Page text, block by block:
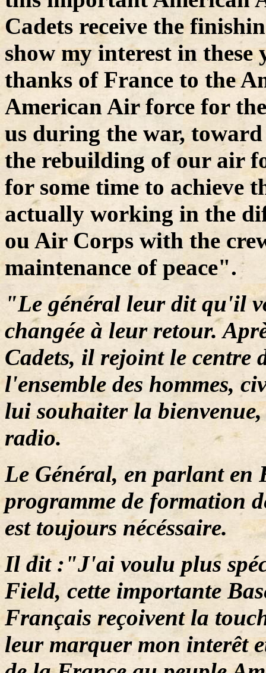
Cadets receive the
show my interest in
thanks of France to the
American Air force for
us during the war,
the rebuilding of our air
for some time to achieve
actually working in the
ou Air Corps with the
maintenance of peace".
"Le général leur dit qu'il
changée à leur retour.
Cadets, il rejoint le centre
l'ensemble des hommes,
lui souhaiter la
radio.
Le Général, en parlant en
programme de formation
est toujours nécéssaire.
Il dit :"J'ai voulu plus
Field, cette importante
Français reçoivent la
leur marquer mon interêt